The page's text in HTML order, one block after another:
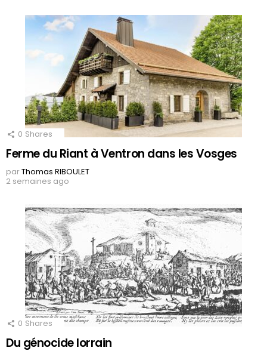
0 Shares
Ferme du Riant à Ventron dans les Vosges
parThomas RIBOULET
2 semaines ago
0 Shares
Du génocide lorrain